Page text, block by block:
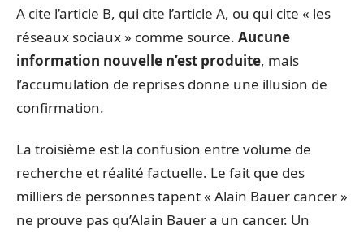
A cite l’article B, qui cite l’article A, ou qui cite « les
réseaux sociaux » comme source. Aucune
information nouvelle n’est produite, mais
l’accumulation de reprises donne une illusion de
confirmation.
La troisième est la confusion entre volume de
recherche et réalité factuelle. Le fait que des
milliers de personnes tapent « Alain Bauer cancer »
ne prouve pas qu’Alain Bauer a un cancer. Un